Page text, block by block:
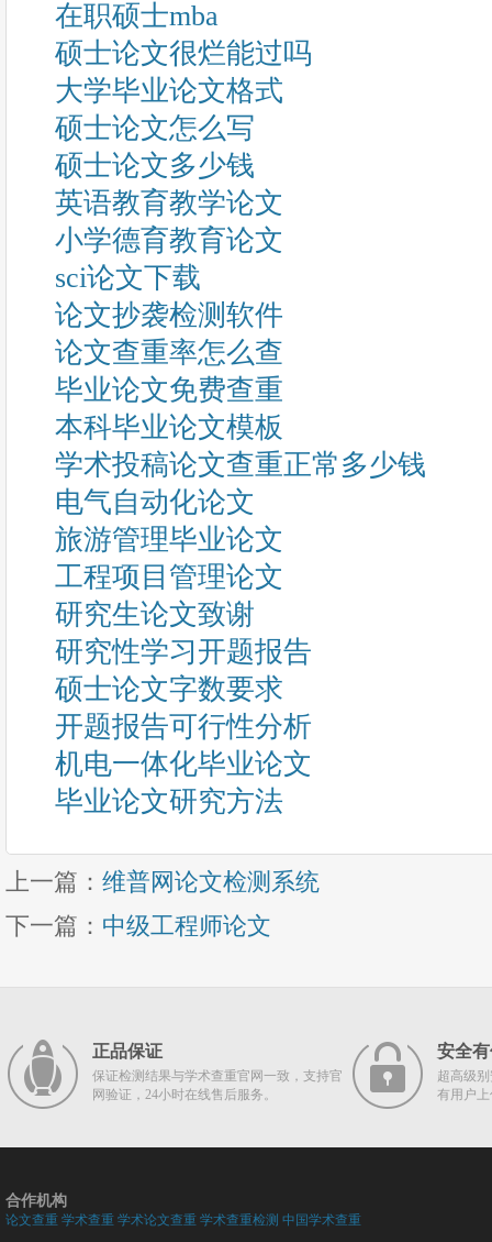
在职硕士mba
硕士论文很烂能过吗
大学毕业论文格式
硕士论文怎么写
硕士论文多少钱
英语教育教学论文
小学德育教育论文
sci论文下载
论文抄袭检测软件
论文查重率怎么查
毕业论文免费查重
本科毕业论文模板
学术投稿论文查重正常多少钱
电气自动化论文
旅游管理毕业论文
工程项目管理论文
研究生论文致谢
研究性学习开题报告
硕士论文字数要求
开题报告可行性分析
机电一体化毕业论文
毕业论文研究方法
上一篇： 维普网论文检测系统
下一篇： 中级工程师论文
正品保证
保证检测结果与学术查重官网一致，支持官
网验证，24小时在线售后服务。
安全
超高级
有用户
合作机构
论文查重 学术查重 学术论文查重 学术查重检测 中国学术查重